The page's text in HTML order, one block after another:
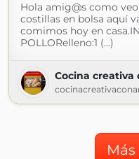
Hola amig@s como
costillas en bolsa aquí
comimos hoy en
POLLORelleno:1 (...)
Cocina creativa